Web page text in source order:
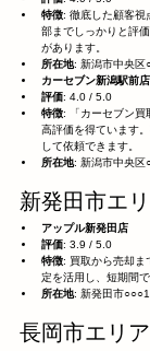
特徴: 徹底した顧客視
部までしっかりと評
があります。
所在地: 新潟市中央区
カーセブン新潟駅前店
評価: 4.0 / 5.0
特徴: 「カーセブン買
高評価を得ています
して依頼できます。
所在地: 新潟市中央区
新発田市エ
アップル新発田店
評価: 3.9 / 5.0
特徴: 買取から売却ま
定を活用し、短期間
所在地: 新発田市
長岡市エリア